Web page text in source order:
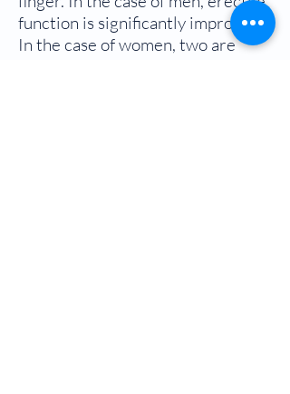
function is significantly improved.
In the case of women, two are